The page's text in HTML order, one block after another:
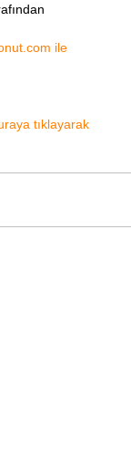
ile
tıklayarak